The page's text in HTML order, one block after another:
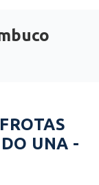
UNA -